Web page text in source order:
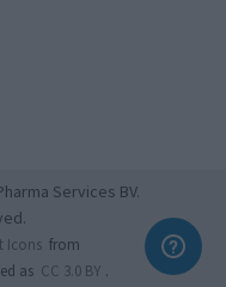
Services BV.
Icons from
as CC 3.0 BY .